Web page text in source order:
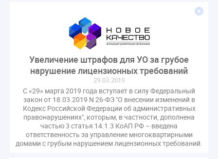
Увеличение штрафов для УО за грубое
нарушение лицензионных требований
29.03.2019
С «29» марта 2019 года вступает в силу Федеральный
закон от 18.03.2019 N 26-ФЗ "О внесении изменений в
Кодекс Российской Федерации об административных
правонарушениях", которым, в частности, дополнена
частью 3 статья 14.1.3 КоАП РФ – введена
ответственность за управление многоквартирными
домами с грубым нарушением лицензионных требований.